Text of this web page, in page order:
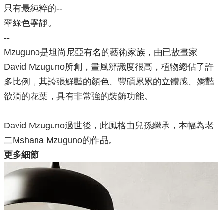
只有最純粹的--
翠綠色寧靜。
--
Mzuguno是坦尚尼亞有名的藝術家族，由已故畫家
David Mzuguno所創，畫風辨識度很高，植物總佔了許
多比例，其誇張鮮豔的顏色、豐碩累累的立體感、嬌豔
欲滴的花葉，具有非常強的裝飾功能。
David Mzuguno過世後，此風格由兒孫繼承，本幅為老
二Mshana Mzuguno的作品。
更多細節